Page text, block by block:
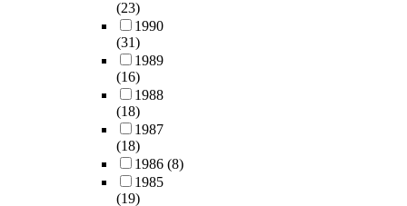
(23)
1990
(31)
1989
(16)
1988
(18)
1987
(18)
1986 (8)
1985
(19)